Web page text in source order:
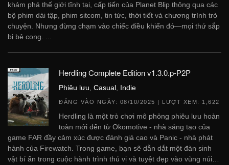
khám phá thế giới tĩnh tại, cấp tiến của Planet Blip thông qua các
bộ phim dài tập, phim sitcom, tin tức, thời tiết và chương trình trò
chuyện. Nhưng đừng chạm vào chiếc điều khiển đó—mọi thứ sắp
bị bẻ cong. ...
Herdling Complete Edition v1.3.0.p-P2P
Phiêu lưu Casual Indie
ĐĂNG VÀO NGÀY: 08/10/2025 | LƯỢT XEM: 1,622
Herdling là một trò chơi mô phỏng phiêu lưu hoàn
toàn mới đến từ Okomotive - nhà sáng tạo của
game FAR đầy cảm xúc được đánh giá cao và Panic - nhà phát
hành của Firewatch. Trong game, bạn sẽ dẫn dắt một đàn sinh
vật bí ẩn trong cuộc hành trình thú vị và tuyệt đẹp vào vùng núi…